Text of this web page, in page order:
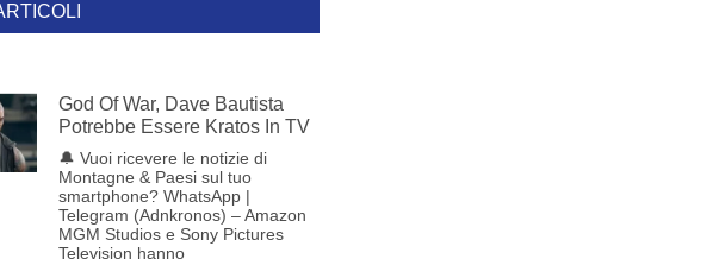
God Of War, Dave Bautista
Potrebbe Essere Kratos In TV
🔔 Vuoi ricevere le notizie di
Montagne & Paesi sul tuo
smartphone? WhatsApp |
Telegram (Adnkronos) – Amazon
MGM Studios e Sony Pictures
Television hanno